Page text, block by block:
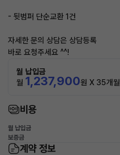
- 뒷범퍼 단순교환 1건
자세한 문의 상담은 상담등록
바로 요청주세요 ^^!
월 납입금
월 1,237,900원 X 35개월
비용
월 납입금
보증금
계약 정보